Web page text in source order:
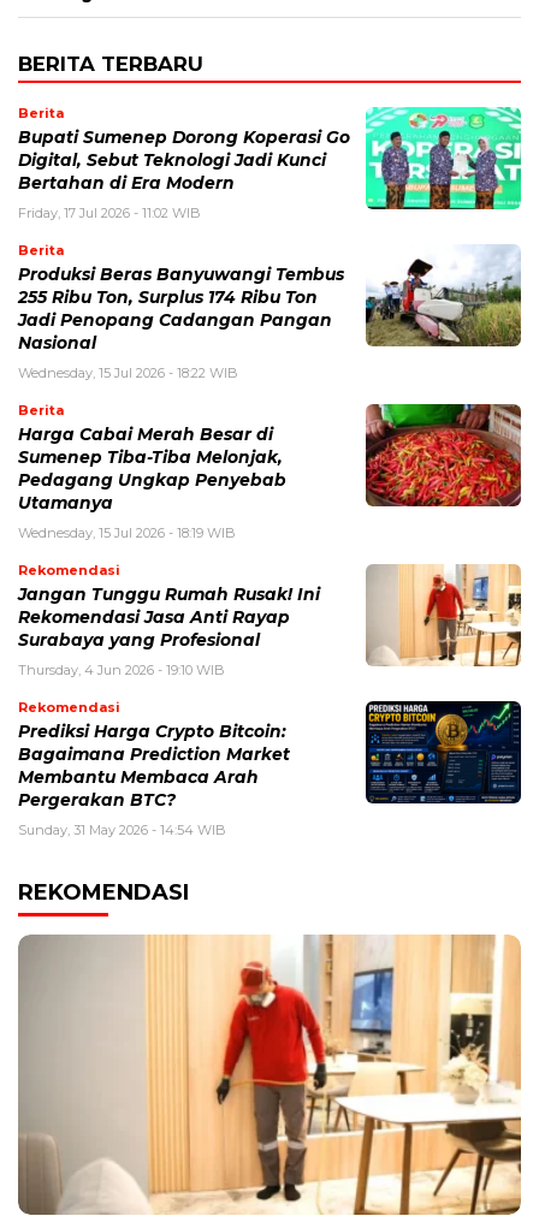
BERITA TERBARU
Berita
Bupati Sumenep Dorong Koperasi Go
Digital, Sebut Teknologi Jadi Kunci
Bertahan di Era Modern
Friday, 17 Jul 2026 - 11:02 WIB
Berita
Produksi Beras Banyuwangi Tembus
255 Ribu Ton, Surplus 174 Ribu Ton
Jadi Penopang Cadangan Pangan
Nasional
Wednesday, 15 Jul 2026 - 18:22 WIB
Berita
Harga Cabai Merah Besar di
Sumenep Tiba-Tiba Melonjak,
Pedagang Ungkap Penyebab
Utamanya
Wednesday, 15 Jul 2026 - 18:19 WIB
Rekomendasi
Jangan Tunggu Rumah Rusak! Ini
Rekomendasi Jasa Anti Rayap
Surabaya yang Profesional
Thursday, 4 Jun 2026 - 19:10 WIB
Rekomendasi
Prediksi Harga Crypto Bitcoin:
Bagaimana Prediction Market
Membantu Membaca Arah
Pergerakan BTC?
Sunday, 31 May 2026 - 14:54 WIB
REKOMENDASI